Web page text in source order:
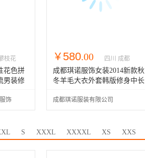
枝花
花色拼
男装修
饰
￥ 580.00 四川 成都
成都琪诺服饰女装2014新款秋
冬羊毛大衣外套韩版修身中长
成都琪诺服装有限公司
S XXXL XXXXL XS XXS